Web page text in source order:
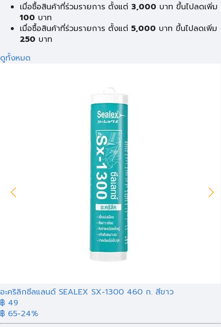
เมื่อซื้อสินค้าที่ร่วมรายการ ตั้งแต่ 3,000 บาท ขึ้นไปลดเพิ่ม
100 บาท
เมื่อซื้อสินค้าที่ร่วมรายการ ตั้งแต่ 5,000 บาท ขึ้นไปลดเพิ่ม
250 บาท
ดูทั้งหมด
อะคริลิกซีลแลนด์ SEALEX SX-1300 460 ก. สีขาว
฿ 49
฿ 65-24%